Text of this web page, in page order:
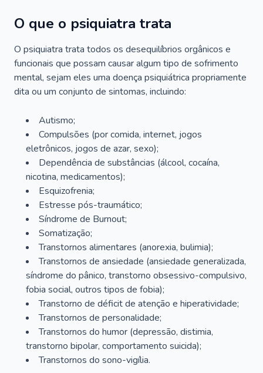
O que o psiquiatra trata
O psiquiatra trata todos os desequilíbrios orgânicos e
funcionais que possam causar algum tipo de sofrimento
mental, sejam eles uma doença psiquiátrica propriamente
dita ou um conjunto de sintomas, incluindo:
Autismo;
Compulsões (por comida, internet, jogos
eletrônicos, jogos de azar, sexo);
Dependência de substâncias (álcool, cocaína,
nicotina, medicamentos);
Esquizofrenia;
Estresse pós-traumático;
Síndrome de Burnout;
Somatização;
Transtornos alimentares (anorexia, bulimia);
Transtornos de ansiedade (ansiedade generalizada,
síndrome do pânico, transtorno obsessivo-compulsivo,
fobia social, outros tipos de fobia);
Transtorno de déficit de atenção e hiperatividade;
Transtornos de personalidade;
Transtornos do humor (depressão, distimia,
transtorno bipolar, comportamento suicida);
Transtornos do sono-vigília.